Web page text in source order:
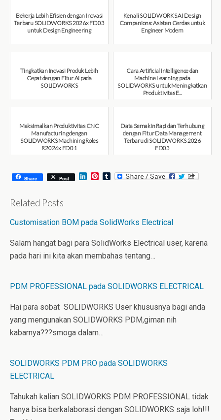
Bekerja Lebih Efisien dengan Inovasi
Terbaru SOLIDWORKS 2026x FD03
untuk Design Engineering
Kenali SOLIDWORKS AI Design
Companions: Asisten Cerdas untuk
Engineer Modern
Tingkatkan Inovasi Produk Lebih
Cepat dengan Fitur AI pada
SOLIDWORKS
Cara Artificial Intelligence dan
Machine Learning pada
SOLIDWORKS untuk Meningkatkan
Produktivitas E...
Maksimalkan Produktivitas CNC
Manufacturing dengan
SOLIDWORKS Machining Roles
R2026x FD01
Data Semakin Rapi dan Terhubung
dengan Fitur Data Management
Terbaru di SOLIDWORKS 2026
FD03
Share Post
L
I
P
e
t
T
Related Posts
Customisation BOM pada SolidWorks Electrical
Salam hangat bagi para SolidWorks Electrical user, karena
pada hari ini kita akan membahas tentang…
PDM PROFESSIONAL pada SOLIDWORKS ELECTRICAL
Hai para sobat SOLIDWORKS User khususnya bagi anda
yang mengunakan SOLIDWORKS PDM,giman nih
kabarnya???smoga dalam…
SOLIDWORKS PDM PRO pada SOLIDWORKS
ELECTRICAL
Tahukah kalian SOLIDWORKS PDM PROFESSIONAL tidak
hanya bisa berkalaborasi dengan SOLIDWORKS saja loh!!!